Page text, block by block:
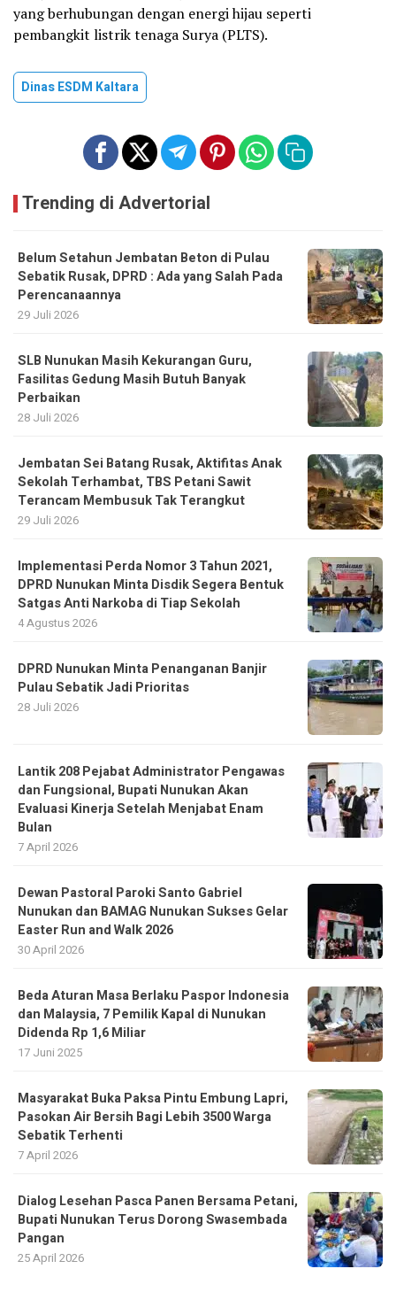
yang berhubungan dengan energi hijau seperti
pembangkit listrik tenaga Surya (PLTS).
Dinas ESDM Kaltara
Trending di Advertorial
Belum Setahun Jembatan Beton di Pulau
Sebatik Rusak, DPRD : Ada yang Salah Pada
Perencanaannya
29 Juli 2026
SLB Nunukan Masih Kekurangan Guru,
Fasilitas Gedung Masih Butuh Banyak
Perbaikan
28 Juli 2026
Jembatan Sei Batang Rusak, Aktifitas Anak
Sekolah Terhambat, TBS Petani Sawit
Terancam Membusuk Tak Terangkut
29 Juli 2026
Implementasi Perda Nomor 3 Tahun 2021,
DPRD Nunukan Minta Disdik Segera Bentuk
Satgas Anti Narkoba di Tiap Sekolah
4 Agustus 2026
DPRD Nunukan Minta Penanganan Banjir
Pulau Sebatik Jadi Prioritas
28 Juli 2026
Lantik 208 Pejabat Administrator Pengawas
dan Fungsional, Bupati Nunukan Akan
Evaluasi Kinerja Setelah Menjabat Enam
Bulan
7 April 2026
Dewan Pastoral Paroki Santo Gabriel
Nunukan dan BAMAG Nunukan Sukses Gelar
Easter Run and Walk 2026
30 April 2026
Beda Aturan Masa Berlaku Paspor Indonesia
dan Malaysia, 7 Pemilik Kapal di Nunukan
Didenda Rp 1,6 Miliar
17 Juni 2025
Masyarakat Buka Paksa Pintu Embung Lapri,
Pasokan Air Bersih Bagi Lebih 3500 Warga
Sebatik Terhenti
7 April 2026
Dialog Lesehan Pasca Panen Bersama Petani,
Bupati Nunukan Terus Dorong Swasembada
Pangan
25 April 2026